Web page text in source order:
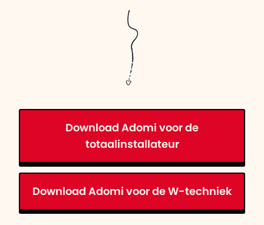
Download Adomi voor de
totaalinstallateur
Download Adomi voor de W-techniek